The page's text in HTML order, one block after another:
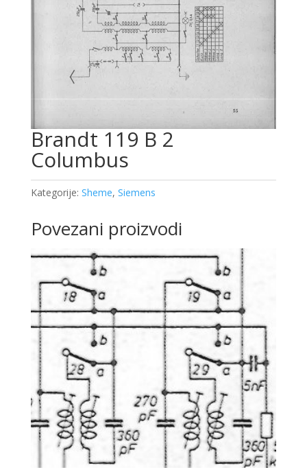
Brandt 119 B 2
Columbus
Kategorije: Sheme, Siemens
Povezani proizvodi